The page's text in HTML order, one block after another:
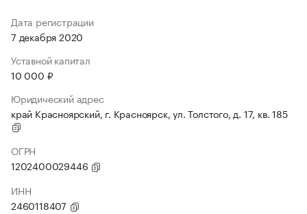
Дата регистрации
7 декабря 2020
Уставной капитал
10 000 ₽
Юридический адрес
край Красноярский, г. Красноярск, ул. Толстого, д. 17, кв. 185
ОГРН
1202400029446
ИНН
2460118407